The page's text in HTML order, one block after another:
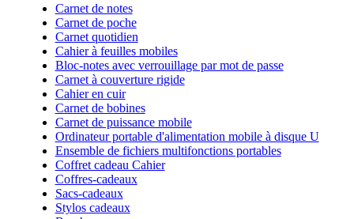
Carnet de notes
Carnet de poche
Carnet quotidien
Cahier à feuilles mobiles
Bloc-notes avec verrouillage par mot de passe
Carnet à couverture rigide
Cahier en cuir
Carnet de bobines
Carnet de puissance mobile
Ordinateur portable d'alimentation mobile à disque U
Ensemble de fichiers multifonctions portables
Coffret cadeau Cahier
Coffres-cadeaux
Sacs-cadeaux
Stylos cadeaux